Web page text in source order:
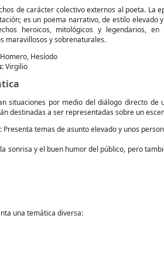
de carácter colectivo externos al poeta. La
es un poema narrativo, de estilo elevado
heroicos, mitológicos y legendarios,
maravillosos y sobrenaturales.
Homero, Hesíodo
Virgilio
situaciones por medio del diálogo directo de
destinadas a ser representadas sobre un
Presenta temas de asunto elevado y unos
sonrisa y el buen humor del público, pero
una temática diversa: